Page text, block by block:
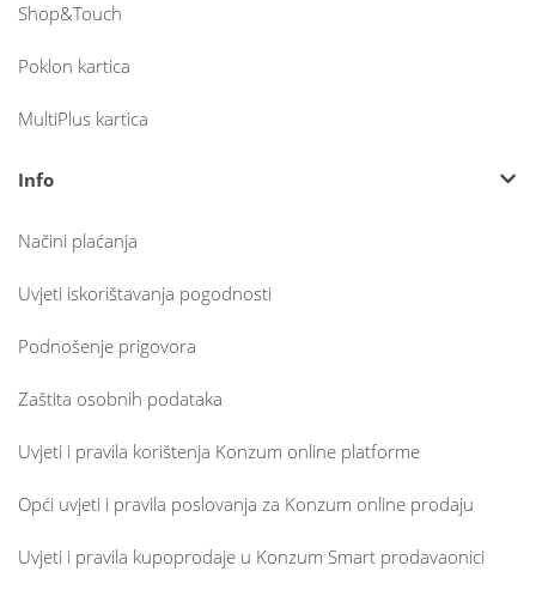
Shop&Touch
Poklon kartica
MultiPlus kartica
Info
Načini plaćanja
Uvjeti iskorištavanja pogodnosti
Podnošenje prigovora
Zaštita osobnih podataka
Uvjeti i pravila korištenja Konzum online platforme
Opći uvjeti i pravila poslovanja za Konzum online prodaju
Uvjeti i pravila kupoprodaje u Konzum Smart prodavaonici